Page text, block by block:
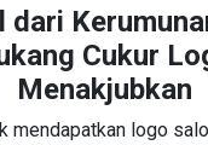
dari
Cukur
Menakjubkan
mendapatkan logo